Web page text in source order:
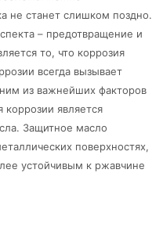
не станет слишком поздно.
– предотвращение и
то, что коррозия
всегда вызывает
из важнейших факторов
коррозии является
Защитное масло
поверхностях,
устойчивым к ржавчине